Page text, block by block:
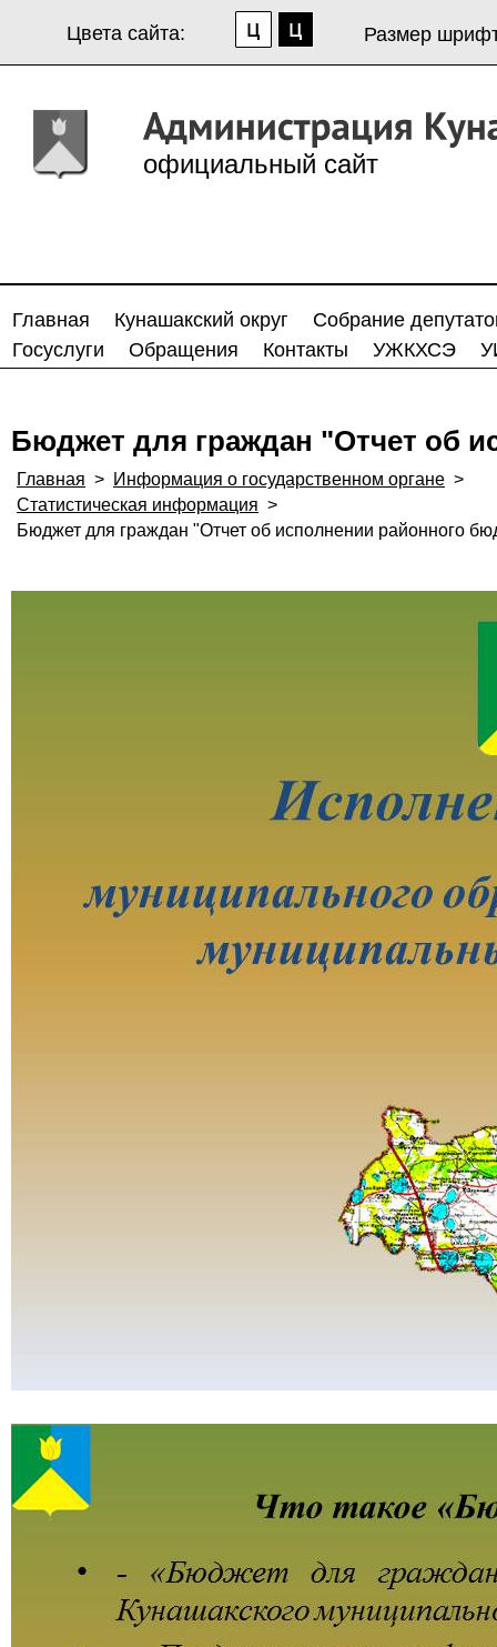
Цвета сайта: Размер
официальный сайт
Главная Кунашакский округ
Собрание
Госуслуги
Обращения Контакты УЖКХСЭ
Бюджет для граждан "Отчет об
Главная > Информация о государственном органе >
Статистическая информация >
Бюджет для граждан "Отчет об исполнении районного